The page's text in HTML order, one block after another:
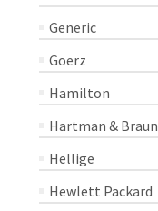
Generic
Goerz
Hamilton
Hartman & Braun
Hellige
Hewlett Packard